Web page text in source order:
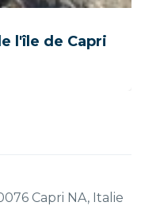
l'île de Capri
Capri NA, Italie